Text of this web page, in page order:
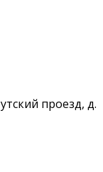
проезд, д.